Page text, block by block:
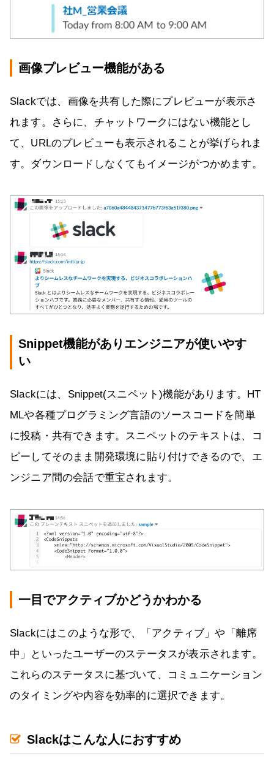
画像プレビュー機能がある
Slackでは、画像を共有した際にプレビューが表示さ
れます。さらに、チャットワークにはない機能とし
て、URLのプレビューも表示されることが挙げられま
す。ダウンロードしなくてもイメージがつかめます。
Snippet機能がありエンジニアが使いやす
い
Slackには、Snippet(スニペット)機能があります。HT
MLや各種プログラミング言語のソースコードを簡単
に投稿・共有できます。スニペットのテキストは、コ
ピーしてそのまま開発環境に貼り付けできるので、エ
ンジニア間の会話で重宝されます。
一目でアクティブかどうかわかる
Slackにはこのような形で、「アクティブ」や「離席
中」といったユーザーのステータスが表示されます。
これらのステータスに基づいて、コミュニケーション
のタイミングや内容を効率的に選択できます。
Slackはこんな人におすすめ